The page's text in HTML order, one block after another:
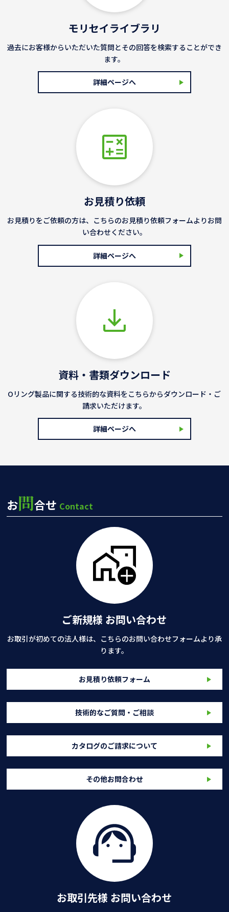
モリセイライブラリ
過去にお客様からいただいた質問とその回答を検索することができ
ます。
詳細ページへ
お見積り依頼
お見積りをご依頼の方は、こちらのお見積り依頼フォームよりお問
い合わせください。
詳細ページへ
資料・書類ダウンロード
Oリング製品に関する技術的な資料をこちらからダウンロード・ご
請求いただけます。
詳細ページへ
お問合せ Contact
ご新規様 お問い合わせ
お取引が初めての法人様は、こちらのお問い合わせフォームより承
ります。
お見積り依頼フォーム
技術的なご質問・ご相談
カタログのご請求について
その他お問合わせ
お取引先様 お問い合わせ